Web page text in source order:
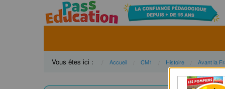
Vous êtes ici : Accueil CM1 Histoire Avant la